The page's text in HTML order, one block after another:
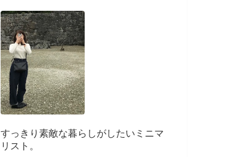
すっきり素敵な暮らしがしたいミニマ
リスト。